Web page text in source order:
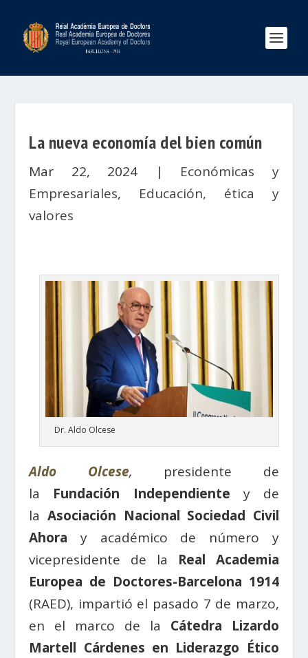
La nueva economía del bien común
Mar 22, 2024 | Económicas y
Empresariales, Educación, ética y
valores
Dr. Aldo Olcese
Aldo Olcese, presidente de
la Fundación Independiente y de
la Asociación Nacional Sociedad Civil
Ahora y académico de número y
vicepresidente de la Real Academia
Europea de Doctores-Barcelona 1914
(RAED), impartió el pasado 7 de marzo,
en el marco de la Cátedra Lizardo
Martell Cárdenes en Liderazgo Ético